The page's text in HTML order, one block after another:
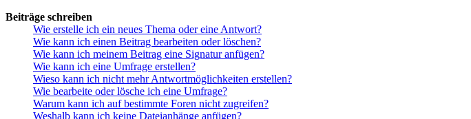
Beiträge schreiben
Wie erstelle ich ein neues Thema oder eine Antwort?
Wie kann ich einen Beitrag bearbeiten oder löschen?
Wie kann ich meinem Beitrag eine Signatur anfügen?
Wie kann ich eine Umfrage erstellen?
Wieso kann ich nicht mehr Antwortmöglichkeiten erstellen?
Wie bearbeite oder lösche ich eine Umfrage?
Warum kann ich auf bestimmte Foren nicht zugreifen?
Weshalb kann ich keine Dateianhänge anfügen?